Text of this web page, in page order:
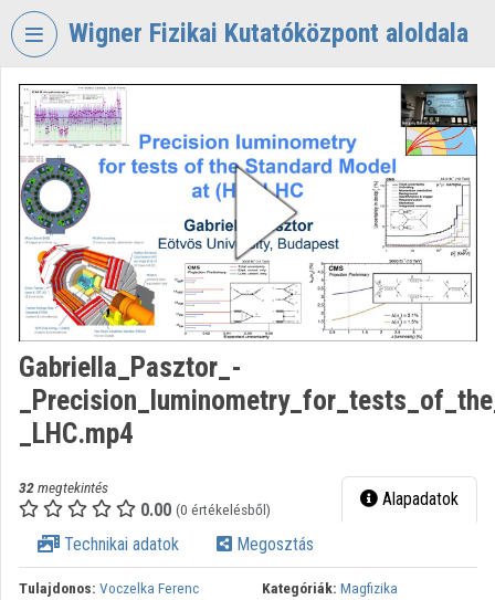
Fejléc kihagyása
Wigner Fizikai Kutatóközpont aloldala
VIDEO
WIGNER
FIZIKAI
KUTATÓKÖZPONT
Intézményi kezdőlap
Bejelentkezés
Kategóriák
Intézményi listák
Intézmények
Közreműködők
Gabriella_Pasztor_-
_LHC.mp4
32megtekintés
0.00 (0 értékelésből) Alapadatok
Technikai adatok Megosztás
Tulajdonos: Voczelka Ferenc Kategóriák: Magfizika